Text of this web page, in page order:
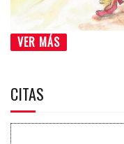
VER MÁS
CITAS